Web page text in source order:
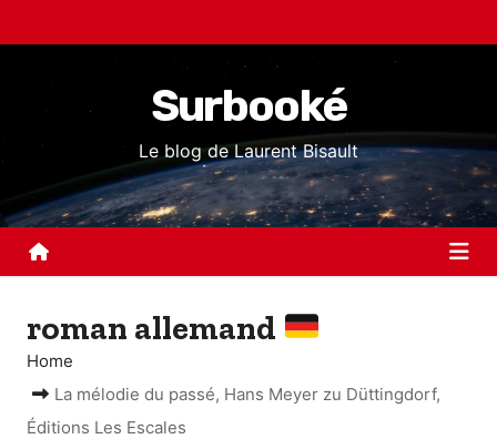
k
t
o
Surbooké
Le blog de Laurent Bisault
roman allemand
Home
La mélodie du passé, Hans Meyer zu Düttingdorf,
Éditions Les Escales